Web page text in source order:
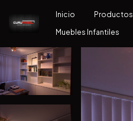
Inicio Productos
Muebles Infantiles